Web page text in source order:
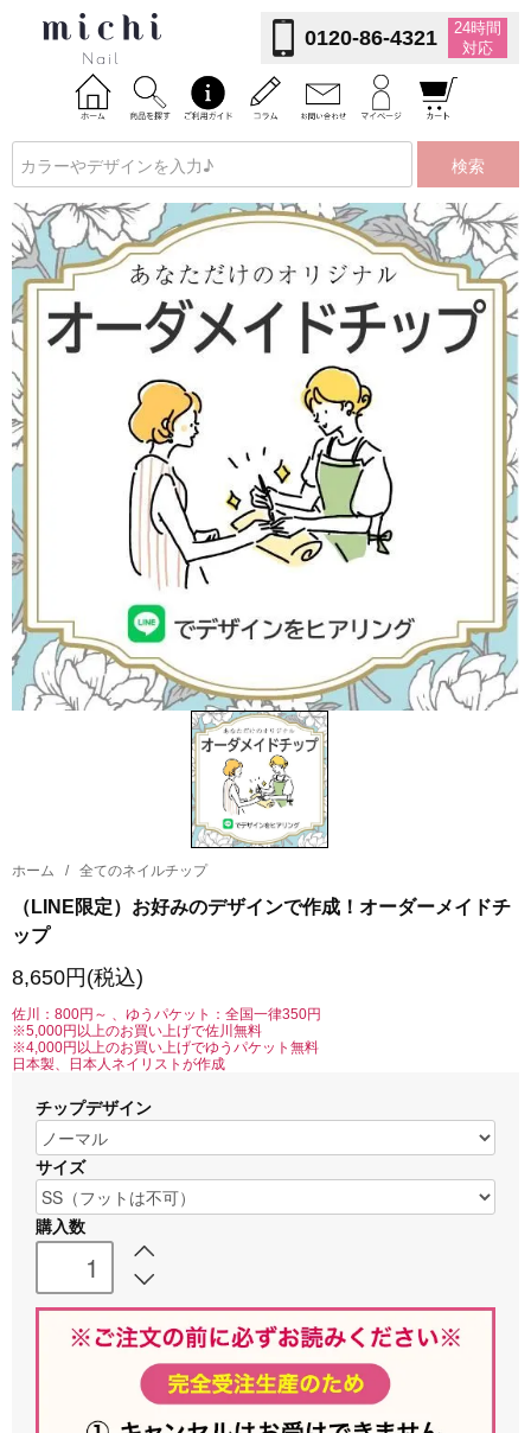
0120-86-4321
24時間
対応
検索
ホーム / 全てのネイルチップ
（LINE限定）お好みのデザインで作成！オーダーメイドチ
ップ
8,650円(税込)
佐川：800円～ 、ゆうパケット：全国一律350円
※5,000円以上のお買い上げで佐川無料
※4,000円以上のお買い上げでゆうパケット無料
日本製、日本人ネイリストが作成
チップデザイン
サイズ
購入数